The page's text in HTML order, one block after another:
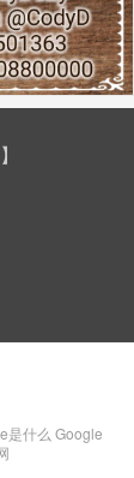
是什么 Google